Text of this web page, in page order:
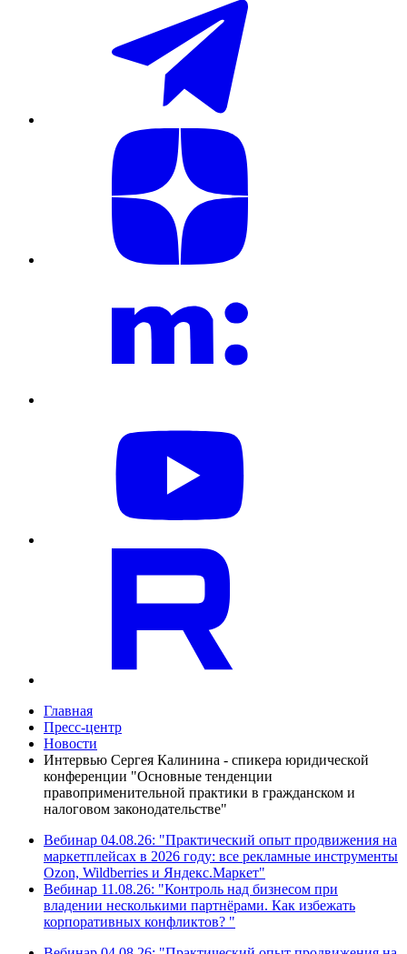
Главная
Пресс-центр
Новости
Интервью Сергея Калинина - спикера юридической
конференции "Основные тенденции
правоприменительной практики в гражданском и
налоговом законодательстве"
Вебинар 04.08.26: "Практический опыт продвижения на
маркетплейсах в 2026 году: все рекламные инструменты
Ozon, Wildberries и Яндекс.Маркет"
Вебинар 11.08.26: "Контроль над бизнесом при
владении несколькими партнёрами. Как избежать
корпоративных конфликтов? "